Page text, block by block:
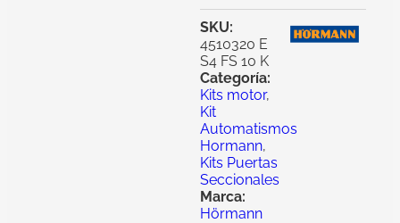
SKU:
4510320 E
S4 FS 10 K
Categoría:
Kits motor,
Kit
Automatismos
Hormann,
Kits Puertas
Seccionales
Marca:
Hörmann